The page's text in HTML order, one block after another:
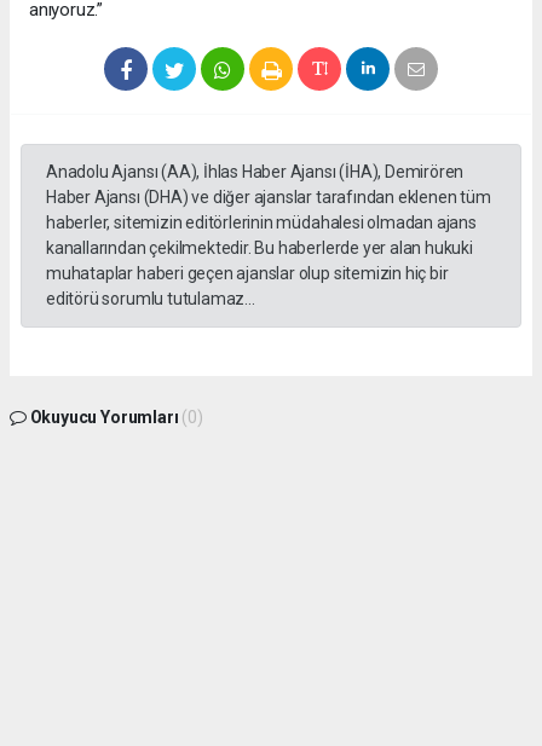
anıyoruz.”
Anadolu Ajansı (AA), İhlas Haber Ajansı (İHA), Demirören
Haber Ajansı (DHA) ve diğer ajanslar tarafından eklenen tüm
haberler, sitemizin editörlerinin müdahalesi olmadan ajans
kanallarından çekilmektedir. Bu haberlerde yer alan hukuki
muhataplar haberi geçen ajanslar olup sitemizin hiç bir
editörü sorumlu tutulamaz...
Okuyucu Yorumları (0)